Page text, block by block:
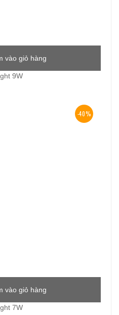
vào giỏ hàng
9W
-40%
vào giỏ hàng
7W